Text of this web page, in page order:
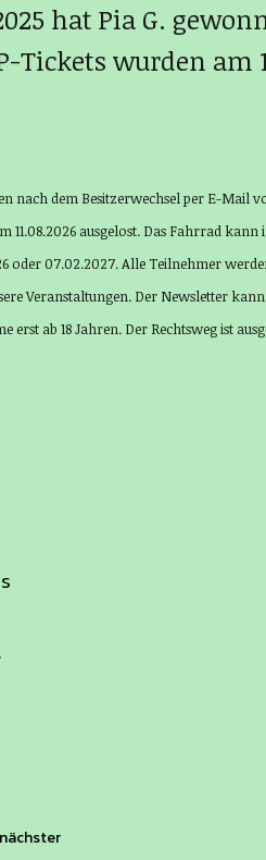
hat Pia G.
wurden am
nach dem Besitzerwechsel per E-
ausgelost. Das Fahrrad
oder 07.02.2027. Alle Teilnehmer
Veranstaltungen. Der Newsletter
ab 18 Jahren. Der Rechtsweg ist